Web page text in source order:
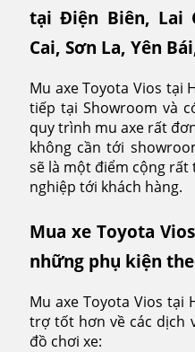
tại Điện Biên, Lai
Cai, Sơn La, Yên
Mu axe Toyota Vios tại
tiếp tại Showroom và
quy trình mu axe rất
không cần tới
sẽ là một điểm cộng
nghiệp tới khách hàng.
Mua xe Toyota
những phụ kiện
Mu axe Toyota Vios tại
trợ tốt hơn về các dịch
đồ chơi xe: